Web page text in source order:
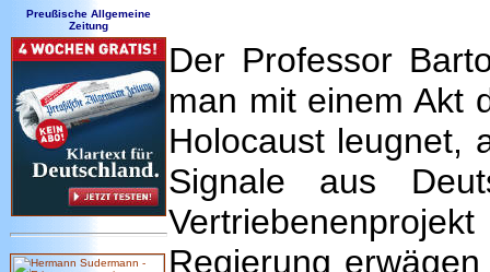
Preußische Allgemeine
Zeitung
Der Professor
man mit einem Akt
Holocaust leugnet,
Signale aus
Regierung